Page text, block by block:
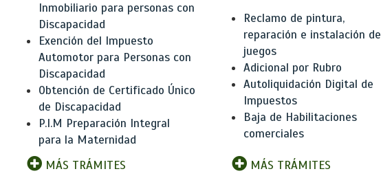
Inmobiliario para personas con
Discapacidad
Exención del Impuesto
Automotor para Personas con
Discapacidad
Obtención de Certificado Único
de Discapacidad
P.I.M Preparación Integral
para la Maternidad
MÁS TRÁMITES
Reclamo de pintura,
reparación e instalación de
juegos
Adicional por Rubro
Autoliquidación Digital de
Impuestos
Baja de Habilitaciones
comerciales
MÁS TRÁMITES